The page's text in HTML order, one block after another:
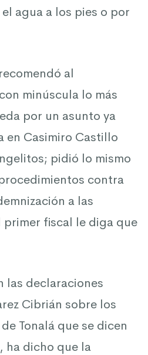
agua a los pies o por
al
minúscula lo más
por un asunto ya
Casimiro Castillo
pidió lo mismo
contra
a las
fiscal le diga que
las declaraciones
Cibrián sobre los
Tonalá que se dicen
ha dicho que la